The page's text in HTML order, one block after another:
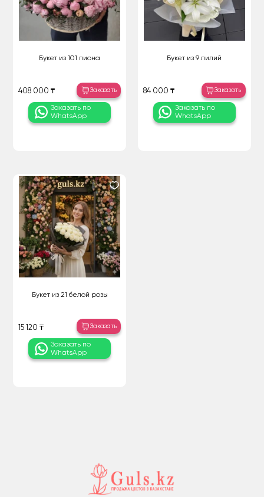
Букет из 101 пиона
408 000 ₸ Заказать
Заказать по
WhatsApp
Букет из 9 лилий
84 000 ₸ Заказать
Заказать по
WhatsApp
Букет из 21 белой розы
15 120 ₸ Заказать
Заказать по
WhatsApp